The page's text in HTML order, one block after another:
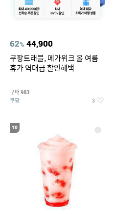
62% 44,900
쿠팡트래블, 메가위크 올 여름
휴가 역대급 할인혜택
구매 983
쿠팡 3
10